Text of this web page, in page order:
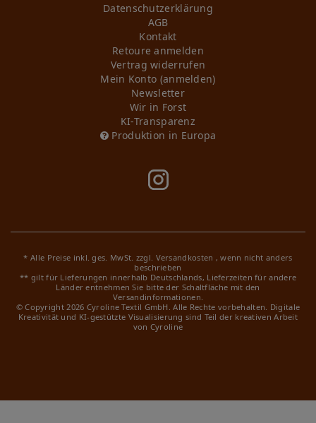
Daten­schutz­erklärung
AGB
Kontakt
Retoure anmelden
Vertrag widerrufen
Mein Konto (anmelden)
Newsletter
Wir in Forst
KI-Transparenz
Produktion in Europa
* Alle Preise inkl. ges. MwSt. zzgl. Versandkosten , wenn nicht anders
beschrieben
** gilt für Lieferungen innerhalb Deutschlands, Lieferzeiten für andere
Länder entnehmen Sie bitte der Schaltfläche mit den
Versandinformationen.
© Copyright 2026 Cyroline Textil GmbH. Alle Rechte vorbehalten. Digitale
Kreativität und KI-gestützte Visualisierung sind Teil der kreativen Arbeit
von Cyroline